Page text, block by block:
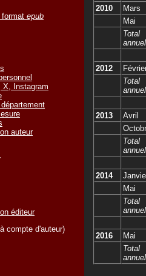
format epub
X, Instagram
auteur
éditeur
compte d'auteur)
2010
Mars
Mai
Total
annuel
2012
Total
annuel
2013
Avril
Total
annuel
2014
Mai
Total
annuel
2016
Mai
Total
annuel